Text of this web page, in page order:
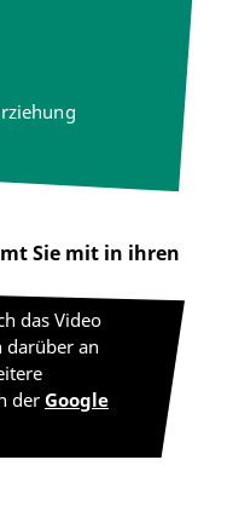
Sie mit in ihren
das Video
darüber an
der Google